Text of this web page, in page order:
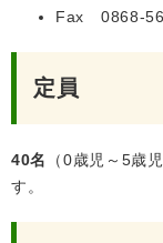
Fax 0868-
定員
40名
（0歳児～5
す。